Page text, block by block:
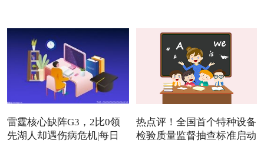
雷霆核心缺阵G3，2比0领
先湖人却遇伤病危机|每日
热点评！全国首个特种设备
检验质量监督抽查标准启动